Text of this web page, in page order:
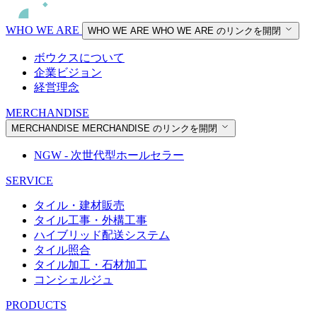
WHO WE ARE WHO WE ARE WHO WE ARE のリンクを開閉
ボウクスについて
企業ビジョン
経営理念
MERCHANDISE
MERCHANDISE MERCHANDISE のリンクを開閉
NGW - 次世代型ホールセラー
SERVICE
タイル・建材販売
タイル工事・外構工事
ハイブリッド配送システム
タイル照合
タイル加工・石材加工
コンシェルジュ
PRODUCTS